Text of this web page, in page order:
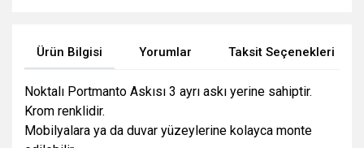
Ürün Bilgisi Yorumlar Taksit Seçenekleri
Noktalı Portmanto Askısı 3 ayrı askı yerine sahiptir.
Krom renklidir.
Mobilyalara ya da duvar yüzeylerine kolayca monte